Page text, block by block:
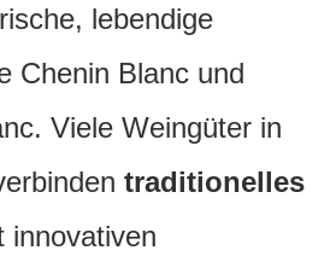
lebendige
Chenin Blanc und
Viele Weingüter in
traditionelles
innovativen